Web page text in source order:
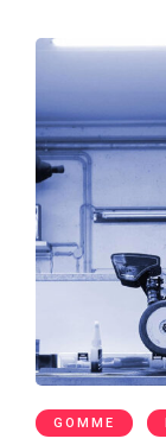
GOMME